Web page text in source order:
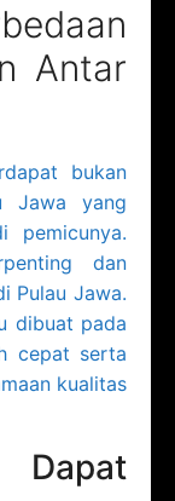
Antar
bukan
Jawa yang
pemicunya.
dan
Pulau Jawa.
dibuat pada
cepat serta
kualitas